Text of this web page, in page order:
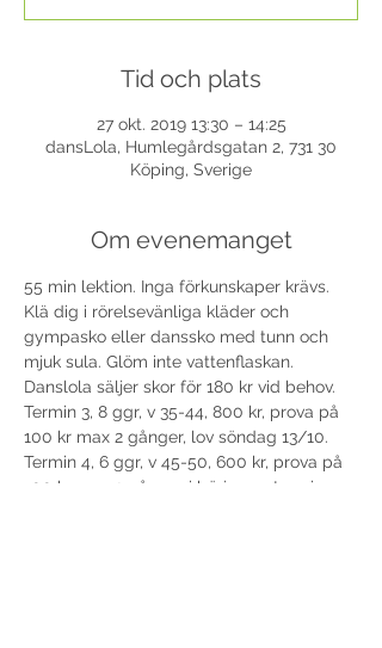
Tid och plats
27 okt. 2019 13:30 – 14:25
dansLola, Humlegårdsgatan 2, 731 30
Köping, Sverige
Om evenemanget
55 min lektion. Inga förkunskaper krävs.
Klä dig i rörelsevänliga kläder och
gympasko eller danssko med tunn och
mjuk sula. Glöm inte vattenflaskan.
Danslola säljer skor för 180 kr vid behov.
Termin 3, 8 ggr, v 35-44, 800 kr, prova på
100 kr max 2 gånger, lov söndag 13/10.
Termin 4, 6 ggr, v 45-50, 600 kr, prova på
100 kr max 2 gånger i början av terminen.